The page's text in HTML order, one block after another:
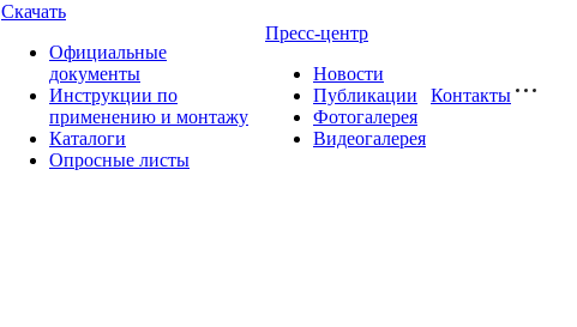
Скачать
Официальные
документы
Инструкции по
применению и монтажу
Каталоги
Опросные листы
Пресс-центр
Новости
Публикации
Фотогалерея
Видеогалерея
Контакты